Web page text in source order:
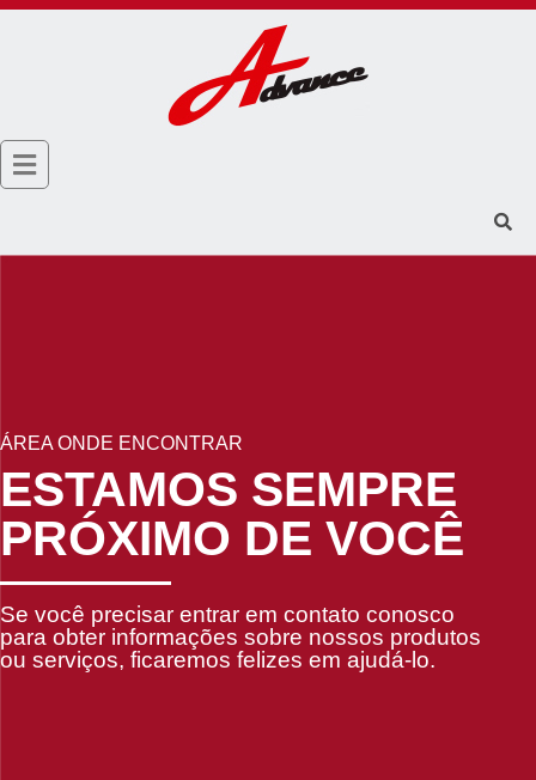
ÁREA ONDE ENCONTRAR
ESTAMOS SEMPRE
PRÓXIMO DE VOCÊ
Se você precisar entrar em contato conosco
para obter informações sobre nossos produtos
ou serviços, ficaremos felizes em ajudá-lo.